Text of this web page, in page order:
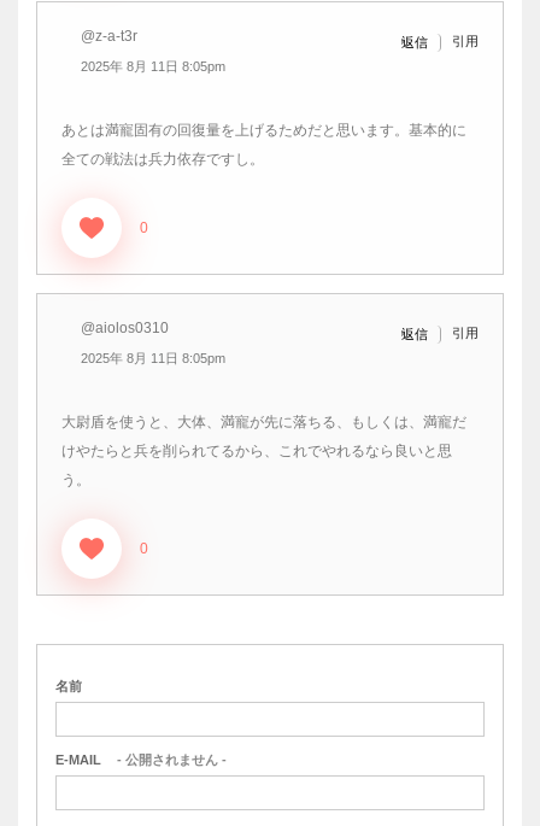
@z-a-t3r
2025年 8月 11日 8:05pm
返信 引用
あとは満寵固有の回復量を上げるためだと思います。基本的に
全ての戦法は兵力依存ですし。
0
@aiolos0310
2025年 8月 11日 8:05pm
返信 引用
大尉盾を使うと、大体、満寵が先に落ちる、もしくは、満寵だ
けやたらと兵を削られてるから、これでやれるなら良いと思
う。
0
名前
E-MAIL - 公開されません -